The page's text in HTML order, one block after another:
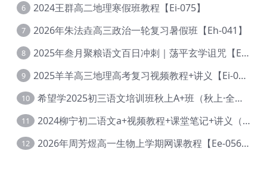
6 2024王群高二地理寒假班教程【Ei-075】
7 2026年朱法垚高三政治一轮复习暑假班【Eh-041】
8 2025年叁月聚粮语文百日冲刺｜荡平玄学诅咒【Ea-001】
9 2025羊羊高三地理高考复习视频教程+讲义【Ei-051】
10 希望学2025初三语文培训班秋上A+班（秋上·全国版·A+）【Da-031】
11 2024柳宁初二语文a+视频教程+课堂笔记+讲义（暑假班+秋季班）【Da-003】
12 2026年周芳煜高一生物上学期网课教程【Ee-056】